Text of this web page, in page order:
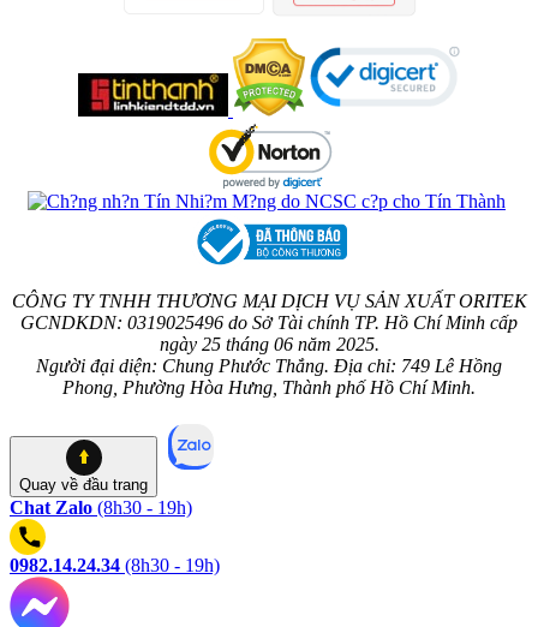
CÔNG TY TNHH THƯƠNG MẠI DỊCH VỤ SẢN XUẤT ORITEK
GCNDKDN: 0319025496 do Sở Tài chính TP. Hồ Chí Minh cấp
ngày 25 tháng 06 năm 2025.
Người đại diện: Chung Phước Thắng. Địa chỉ: 749 Lê Hồng
Phong, Phường Hòa Hưng, Thành phố Hồ Chí Minh.
Quay về đầu trang
Chat Zalo (8h30 - 19h)
0982.14.24.34 (8h30 - 19h)